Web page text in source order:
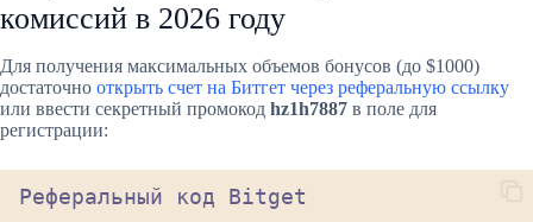
комиссий в 2026 году
Для получения максимальных объемов бонусов (до $1000)
достаточно открыть счет на Битгет через реферальную ссылку
или ввести секретный промокод hz1h7887 в поле для
регистрации:
Реферальный код Bitget